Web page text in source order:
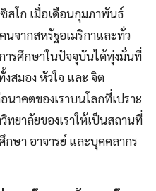
สโก เมื่อเดือนกุมภาพันธ์
นจากสหรัฐอเมริกาและทั่ว
ารศึกษาในปัจจุบันได้ทุ่งมั่นที่
สมอง หัวใจ และ จิต
คตของเราบนโลกที่เปราะ
ทยาลัยของเราให้เป็นสถานที่
ษา อาจารย์ และบุคคลากร